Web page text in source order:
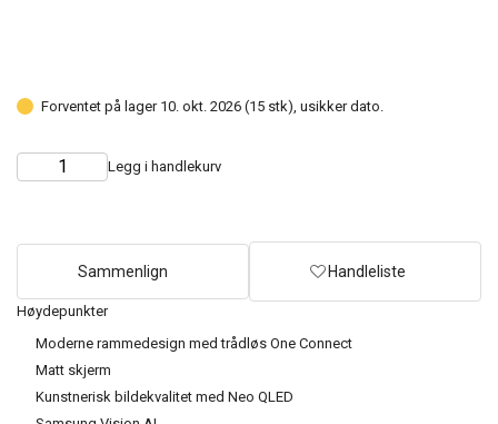
Høydepunkter
Moderne rammedesign med trådløs One Connect
Matt skjerm
Kunstnerisk bildekvalitet med Neo QLED
Forventet på lager 10. okt. 2026 (15 stk), usikker dato.
Choose
Quantity Legg i handlekurv
Sammenlign Handleliste